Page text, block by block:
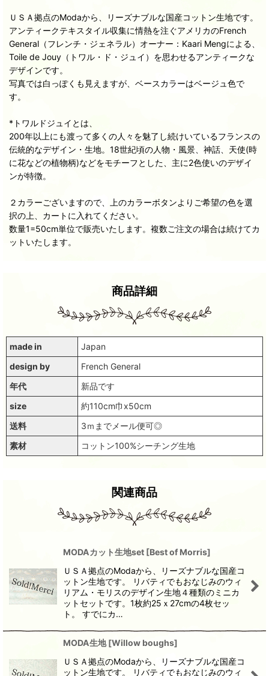
ＵＳＡ拠点のModaから、リーズナブルな国産コットン生地です。
アンティークテキスタイル収集に情熱を注ぐアメリカのFrench
General（フレンチ・ジェネラル）オーナー：Kaari Mengによる、
Toile de Jouy（トワル・ド・ジュイ）を思わせるアンティークな
デザインです。
写真では白っぽくも見えますが、ベースカラーはベージュ色で
す。
*トワルドジュイとは、
200年以上にも渡って多くの人々を魅了し続けいているフランスの
伝統的なデザイン・生地。18世紀頃の人物・風景、神話、天使(時
に花などの植物柄)などをモチーフとした、主に2色使いのデザイ
ンが特徴。
２カラーございますので、上のカラーボタンよりご希望の色を選
択の上、カートに入れてください。
数量1=50cm単位で販売いたします。複数ご注文の場合は続けてカ
ットいたします。
商品詳細
made in
Japan
design by
French General
年代
新品です
size
約110cm巾x50cm
送料
3ｍまでメール便可◎
素材
コットン100%シーチング生地
関連商品
MODAカット生地set [Best of Morris]
ＵＳＡ拠点のModaから、リーズナブルな国産コ
ットン生地です。 リバティでもおなじみのウィ
リアム・モリスのデザイン生地４種類のミニカ
ットセットです。1枚約25ｘ27cmの4枚セッ
ト。 すでにカ…
MODA生地 [Willow boughs]
ＵＳＡ拠点のModaから、リーズナブルな国産コ
ットン生地です。 リバティでもおなじみのウィ